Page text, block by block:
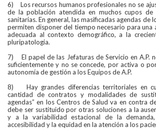
6) Los recursos humanos profesionales no se
de la población atendida en muchos cupos de
sanitarias. En general, las masificadas agendas de
permiten disponer del tiempo necesario para una
adecuada al contexto demográfico, a la
pluripatologia.
7) El papel de las Jefaturas de Servicio en A.P.
suficientemente y no se concede, por activa o
autonomía de gestión a los Equipos de A.P.
8) Hay grandes diferencias territoriales en
cantidad de contratos y modalidades de
agendas” en los Centros de Salud va en contra
debe ser sustituido por otras soluciones a la
y a la variabilidad estacional de la
accesibilidad y la equidad en la atención a los